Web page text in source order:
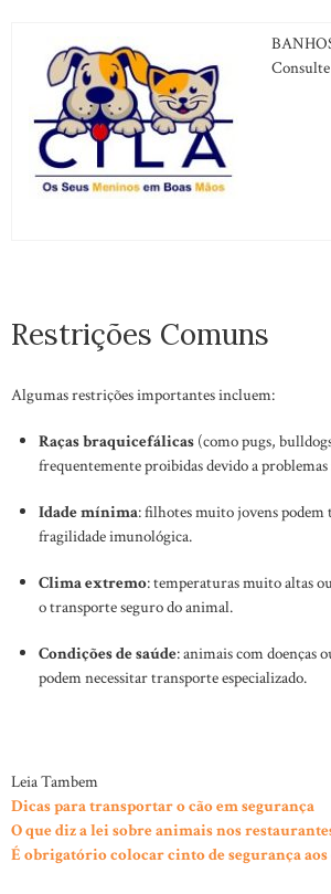
Consulte
Restrições Comuns
Algumas restrições importantes incluem:
Raças braquicefálicas (como pugs,
frequentemente proibidas devido a
Idade mínima: filhotes muito jovens
fragilidade imunológica.
Clima extremo: temperaturas muito altas
o transporte seguro do animal.
Condições de saúde: animais com doenças
podem necessitar transporte especializado.
Leia Tambem
Dicas para transportar o cão em segurança
O que diz a lei sobre animais nos
É obrigatório colocar cinto de segurança aos